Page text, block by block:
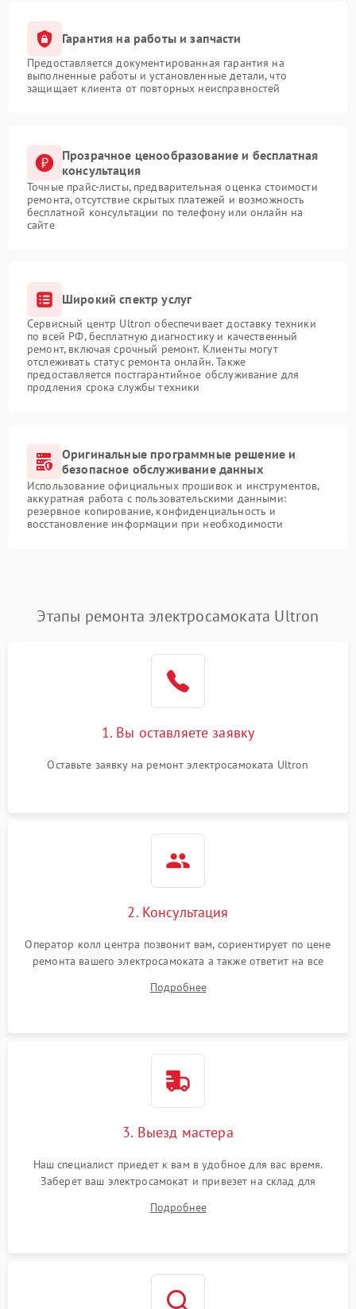
Гарантия на работы и запчасти
Предоставляется документированная гарантия на
выполненные работы и установленные детали, что
защищает клиента от повторных неисправностей
Прозрачное ценообразование и бесплатная
консультация
Точные прайс-листы, предварительная оценка стоимости
ремонта, отсутствие скрытых платежей и возможность
бесплатной консультации по телефону или онлайн на
сайте
Широкий спектр услуг
Сервисный центр Ultron обеспечивает доставку техники
по всей РФ, бесплатную диагностику и качественный
ремонт, включая срочный ремонт. Клиенты могут
отслеживать статус ремонта онлайн. Также
предоставляется постгарантийное обслуживание для
продления срока службы техники
Оригинальные программные решение и
безопасное обслуживание данных
Использование официальных прошивок и инструментов,
аккуратная работа с пользовательскими данными:
резервное копирование, конфиденциальность и
восстановление информации при необходимости
Этапы ремонта электросамоката Ultron
1. Вы оставляете заявку
Оставьте заявку на ремонт электросамоката Ultron
2. Консультация
Оператор колл центра позвонит вам, сориентирует по цене
ремонта вашего электросамоката а также ответит на все
Подробнее
3. Выезд мастера
Наш специалист приедет к вам в удобное для вас время.
Заберет ваш электросамокат и привезет на склад для
Подробнее